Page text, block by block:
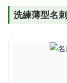
洗練薄型名